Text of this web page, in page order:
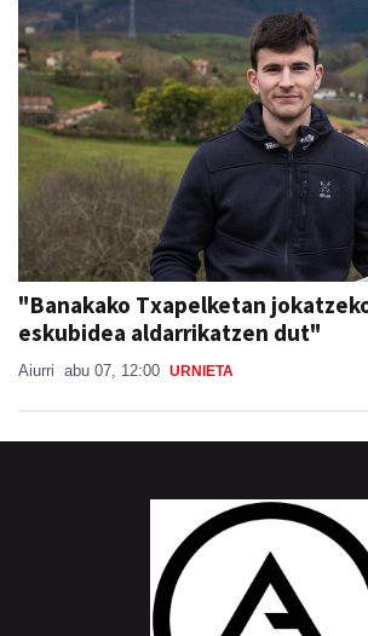
"Banakako Txapelketan
eskubidea aldarrikatzen dut"
Aiurri abu 07, 12:00 URNIETA